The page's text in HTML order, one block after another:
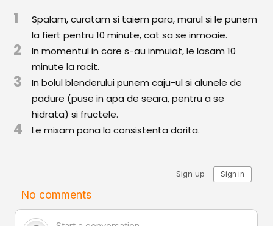
Aluaturi Sărate
Pizza
Rețete cu Carne
Rețete Vegetariene
Salate
Rețete Video
1
Spalam, curatam si taiem para, marul si le punem
la fiert pentru 10 minute, cat sa se inmoaie.
2
In momentul in care s-au inmuiat, le lasam 10
minute la racit.
3
In bolul blenderului punem caju-ul si alunele de
padure (puse in apa de seara, pentru a se
hidrata) si fructele.
4 Le mixam pana la consistenta dorita.